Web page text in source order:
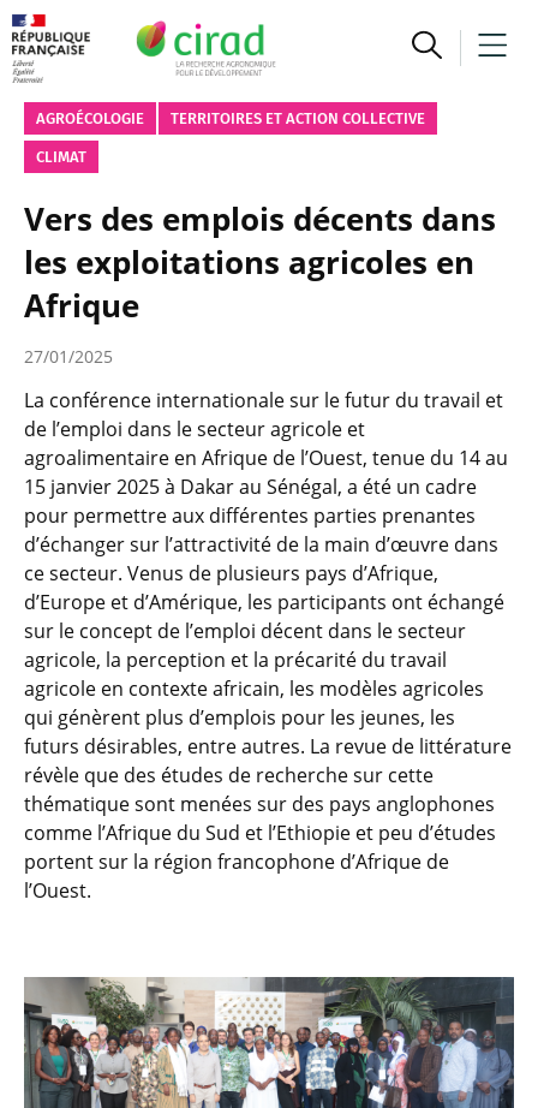
AGROÉCOLOGIE TERRITOIRES ET ACTION COLLECTIVE
CLIMAT
Vers des emplois décents dans
les exploitations agricoles en
Afrique
27/01/2025
La conférence internationale sur le futur du travail et
de l’emploi dans le secteur agricole et
agroalimentaire en Afrique de l’Ouest, tenue du 14 au
15 janvier 2025 à Dakar au Sénégal, a été un cadre
pour permettre aux différentes parties prenantes
d’échanger sur l’attractivité de la main d’œuvre dans
ce secteur. Venus de plusieurs pays d’Afrique,
d’Europe et d’Amérique, les participants ont échangé
sur le concept de l’emploi décent dans le secteur
agricole, la perception et la précarité du travail
agricole en contexte africain, les modèles agricoles
qui génèrent plus d’emplois pour les jeunes, les
futurs désirables, entre autres. La revue de littérature
révèle que des études de recherche sur cette
thématique sont menées sur des pays anglophones
comme l’Afrique du Sud et l’Ethiopie et peu d’études
portent sur la région francophone d’Afrique de
l’Ouest.